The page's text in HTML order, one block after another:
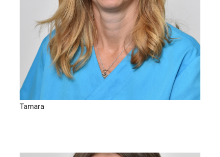
Zahnmedizinische Fachangestellte
Tamara